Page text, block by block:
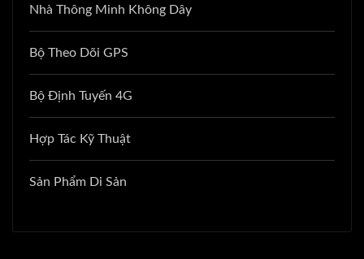
Nhà Thông Minh Không Dây
Bộ Theo Dõi GPS
Bộ Định Tuyến 4G
Hợp Tác Kỹ Thuật
Sản Phẩm Di Sản